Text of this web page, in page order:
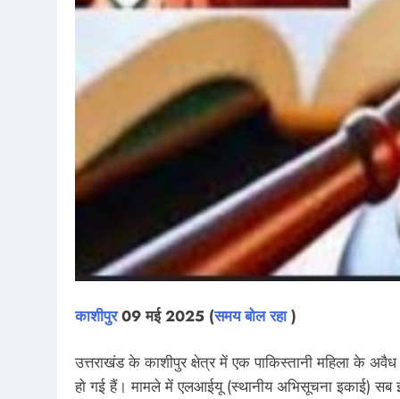
काशीपुर09 मई 2025 (समय बोल रहा)
उत्तराखंड के काशीपुर क्षेत्र में एक पाकिस्तानी महिला के
हो गई हैं। मामले में एलआईयू (स्थानीय अभिसूचना इकाई) सब
खेल
10 साल से फरार
गिरफ्तार,